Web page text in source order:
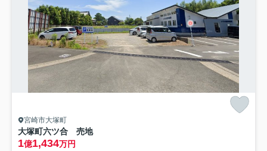
宮崎市大塚町
大塚町六ツ合 売地
1億1,434万円